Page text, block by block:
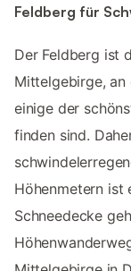
Feldberg für
Der Feldberg ist
Mittelgebirge, an
einige der
finden sind.
Höhenmetern ist
Schneedecke